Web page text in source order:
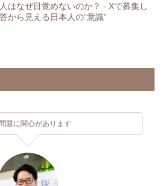
はなぜ目覚めないのか？ - Xで募集し
から見える日本人の”意識”
題に関心があります